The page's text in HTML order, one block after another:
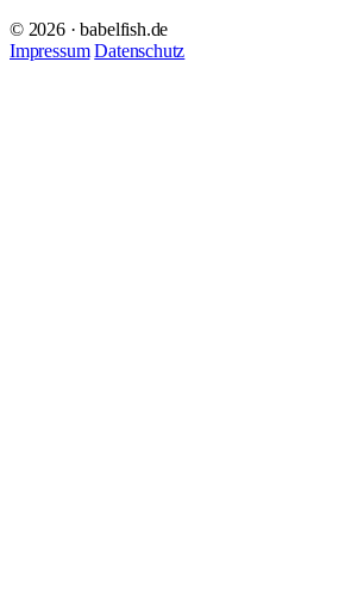
© 2026 · babelfish.de
Impressum Datenschutz